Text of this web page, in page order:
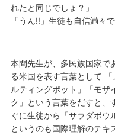
れたと同じでしょ？」
「うん!!」生徒も自信満々
本間先生が、多民族国家で
る米国を表す言葉として 「
ルティングポット」「モザ
ク」という言葉をだすと、
ぐに生徒から「サラダボウ
というのも国際理解のテキ